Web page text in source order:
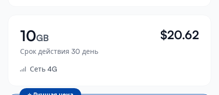
10GB
Срок действия 30 день
$20.62
Сеть 4G